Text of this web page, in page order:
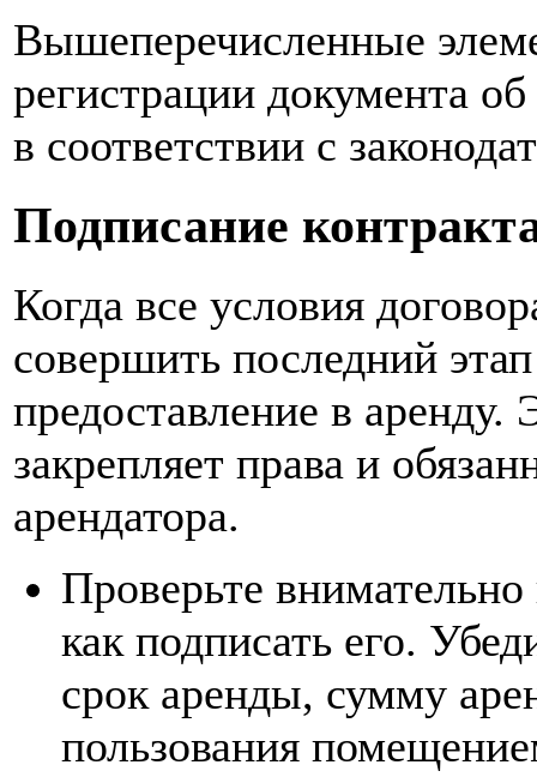
Вышеперечисленные
регистрации документа
в соответствии с
Подписание
Когда все условия
совершить последний
предоставление в
закрепляет права и
арендатора.
Проверьте
как подписать его.
срок аренды, сумму
пользования